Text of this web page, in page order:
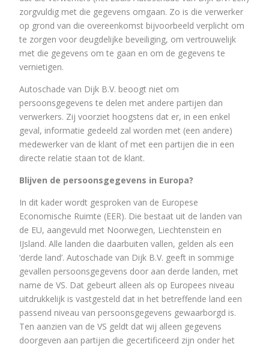
zorgvuldig met die gegevens omgaan. Zo is die verwerker
op grond van die overeenkomst bijvoorbeeld verplicht om
te zorgen voor deugdelijke beveiliging, om vertrouwelijk
met die gegevens om te gaan en om de gegevens te
vernietigen.
Autoschade van Dijk B.V. beoogt niet om
persoonsgegevens te delen met andere partijen dan
verwerkers. Zij voorziet hoogstens dat er, in een enkel
geval, informatie gedeeld zal worden met (een andere)
medewerker van de klant of met een partijen die in een
directe relatie staan tot de klant.
Blijven de persoonsgegevens in Europa?
In dit kader wordt gesproken van de Europese
Economische Ruimte (EER). Die bestaat uit de landen van
de EU, aangevuld met Noorwegen, Liechtenstein en
IJsland. Alle landen die daarbuiten vallen, gelden als een
‘derde land’. Autoschade van Dijk B.V. geeft in sommige
gevallen persoonsgegevens door aan derde landen, met
name de VS. Dat gebeurt alleen als op Europees niveau
uitdrukkelijk is vastgesteld dat in het betreffende land een
passend niveau van persoonsgegevens gewaarborgd is.
Ten aanzien van de VS geldt dat wij alleen gegevens
doorgeven aan partijen die gecertificeerd zijn onder het